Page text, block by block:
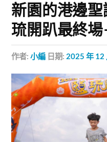
新園的港邊
琉開趴最終場
作者:小編 日期: 2025 年 12